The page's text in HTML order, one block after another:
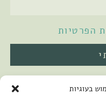
בעוגיות
הפרטיות